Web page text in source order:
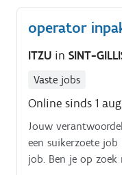
Transportbanden
enthousiaste
operator
ITZU in SINT-
Vaste jobs
Online sinds 1
Jouw
een suikerzoete
job. Ben je op